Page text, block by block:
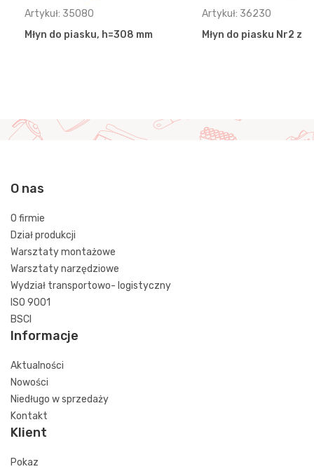
Artykuł: 35080
Młyn do piasku, h=308 mm
Artykuł: 36230
Młyn do piasku Nr2 z
O nas
O firmie
Dział produkcji
Warsztaty montażowe
Warsztaty narzędziowe
Wydział transportowo- logistyczny
ISO 9001
BSCI
Informacje
Aktualności
Nowości
Niedługo w sprzedaży
Kontakt
Klient
Pokaz